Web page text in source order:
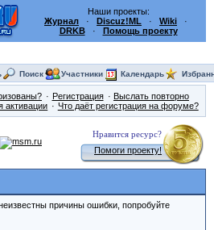
Наши проекты:
Журнал · Discuz!ML · Wiki ·
DRKB· Помощь проекту
Поиск Участники Календарь
Регистрация
Выслать повторно
активации
Что даёт регистрация на форуме?
Нравится ресурс?
Помоги проекту!
причины ошибки, попробуйте